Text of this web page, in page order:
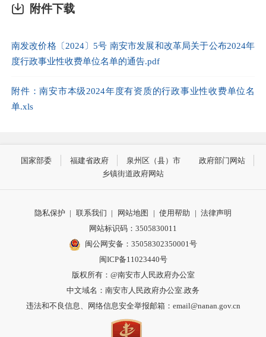
附件下载
南发改价格〔2024〕5号 南安市发展和改革局关于公布2024年
度行政事业性收费单位名单的通告.pdf
附件：南安市本级2024年度有资质的行政事业性收费单位名
单.xls
国家部委 福建省政府 泉州区（县）市
政府部门网站
乡镇街道政府网站
隐私保护 | 联系我们 | 网站地图 | 使用帮助 | 法律声明
网站标识码：3505830011
闽公网安备：35058302350001号
闽ICP备11023440号
版权所有：@南安市人民政府办公室
中文域名：南安市人民政府办公室.政务
违法和不良信息、网络信息安全举报邮箱：email@nanan.gov.cn